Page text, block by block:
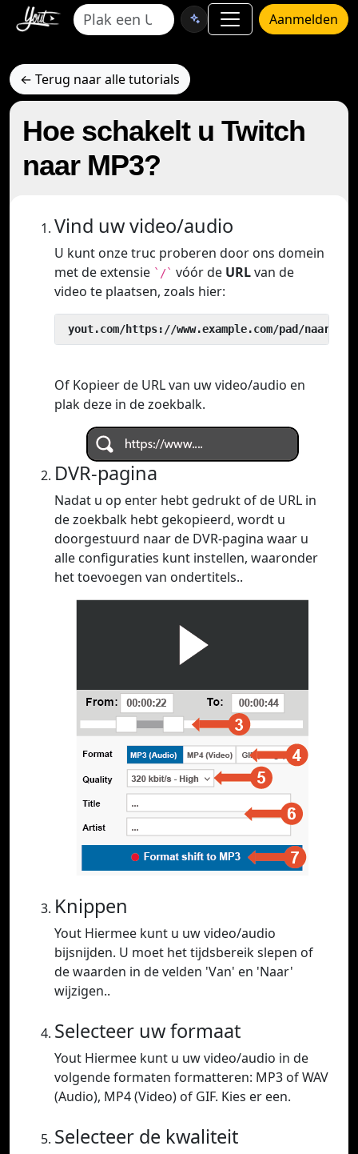
Aanmelden
← Terug naar alle tutorials
Hoe schakelt u Twitch
naar MP3?
Vind uw video/audio
U kunt onze truc proberen door ons domein
met de extensie `/` vóór de URLvan de
video te plaatsen, zoals hier:
yout.com/https://www.example.com/pad/naar/
Of Kopieer de URL van uw video/audio en
plak deze in de zoekbalk.
DVR-pagina
Nadat u op enter hebt gedrukt of de URL in
de zoekbalk hebt gekopieerd, wordt u
doorgestuurd naar de DVR-pagina waar u
alle configuraties kunt instellen, waaronder
het toevoegen van ondertitels..
Knippen
Yout Hiermee kunt u uw video/audio
bijsnijden. U moet het tijdsbereik slepen of
de waarden in de velden 'Van' en 'Naar'
wijzigen..
Selecteer uw formaat
Yout Hiermee kunt u uw video/audio in de
volgende formaten formatteren: MP3 of WAV
(Audio), MP4 (Video) of GIF. Kies er een.
Selecteer de kwaliteit